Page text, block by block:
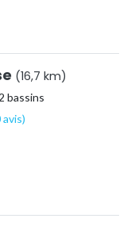
(16,7 km)
bassins
avis)